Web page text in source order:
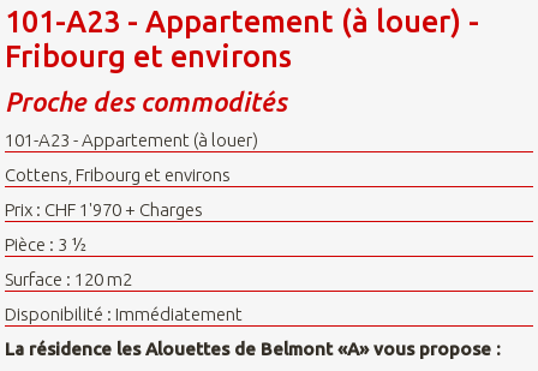
101-A23 - Appartement (à louer) -
Fribourg et environs
Proche des commodités
101-A23 - Appartement (à louer)
Cottens, Fribourg et environs
Prix : CHF 1'970 + Charges
Pièce : 3 ½
Surface : 120 m2
Disponibilité : Immédiatement
La résidence les Alouettes de Belmont «A» vous propose :